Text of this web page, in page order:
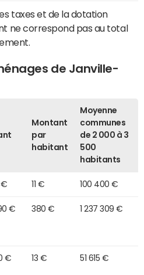
taxes et de la dotation
ne correspond pas au total
de Janville-
Montant
par
habitant
Moyenne
communes
de 2 000 à 3
500
habitants
€ 11 € 100 400 €
€ 380 € 1 237 309 €
€ 13 € 51 615 €